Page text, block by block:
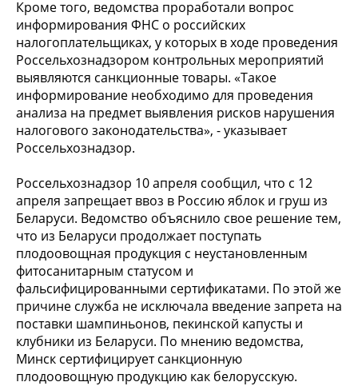
Кроме того, ведомства проработали вопрос
информирования ФНС о российских
налогоплательщиках, у которых в ходе проведения
Россельхознадзором контрольных мероприятий
выявляются санкционные товары. «Такое
информирование необходимо для проведения
анализа на предмет выявления рисков нарушения
налогового законодательства», - указывает
Россельхознадзор.
Россельхознадзор 10 апреля сообщил, что с 12
апреля запрещает ввоз в Россию яблок и груш из
Беларуси. Ведомство объяснило свое решение тем,
что из Беларуси продолжает поступать
плодоовощная продукция с неустановленным
фитосанитарным статусом и
фальсифицированными сертификатами. По этой же
причине служба не исключала введение запрета на
поставки шампиньонов, пекинской капусты и
клубники из Беларуси. По мнению ведомства,
Минск сертифицирует санкционную
плодоовощную продукцию как белорусскую.